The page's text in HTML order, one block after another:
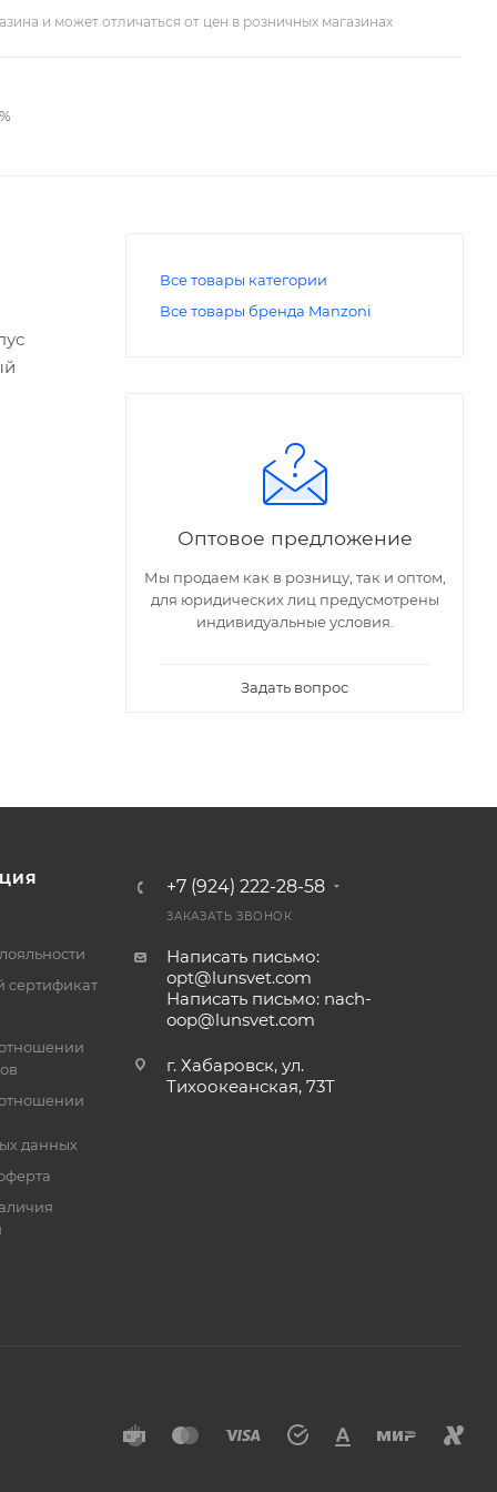
и может отличаться от цен в розничных магазинах
Все товары категории
Все товары бренда Manzoni
Оптовое предложение
Мы продаем как в розницу, так и оптом,
для юридических лиц предусмотрены
индивидуальные условия.
Задать вопрос
данных
+7 (924) 222-28-58
ЗАКАЗАТЬ ЗВОНОК
Написать письмо:
opt@lunsvet.com
Написать письмо: nach-
oop@lunsvet.com
г. Хабаровск, ул.
Тихоокеанская, 73Т